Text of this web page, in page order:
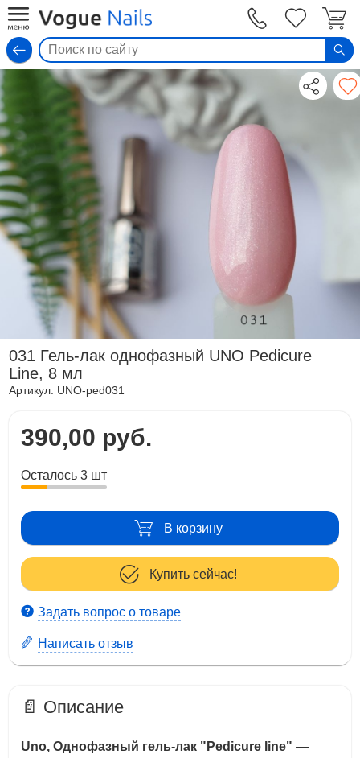
031 Гель-лак однофазный UNO Pedicure
Line, 8 мл
Артикул: UNO-ped031
390,00 руб.
Осталось 3 шт
В корзину
Купить сейчас!
Задать вопрос о товаре
Написать отзыв
📄 Описание
Uno, Однофазный гель-лак "Pedicure line" —